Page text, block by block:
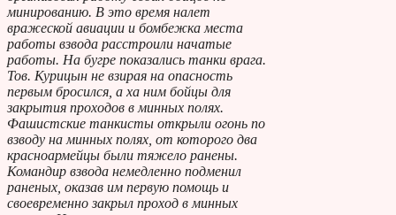
минированию. В это время налет
вражеской авиации и бомбежка места
работы взвода расстроили начатые
работы. На бугре показались танки врага.
Тов. Курицын не взирая на опасность
первым бросился, а ха ним бойцы для
закрытия проходов в минных полях.
Фашистские танкисты открыли огонь по
взводу на минных полях, от которого два
красноармейцы были тяжело ранены.
Командир взвода немедленно подменил
раненых, оказав им первую помощь и
своевременно закрыл проход в минных